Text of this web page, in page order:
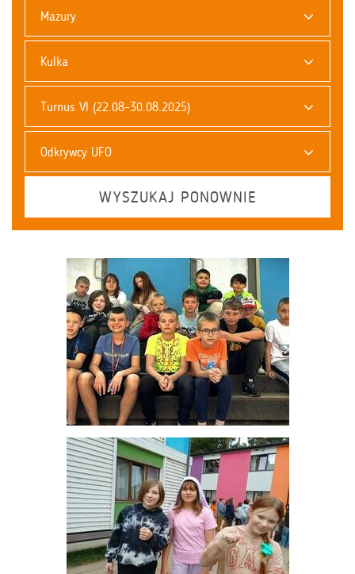
Mazury
Kulka
Turnus VI (22.08–30.08.2025)
Odkrywcy UFO
WYSZUKAJ PONOWNIE